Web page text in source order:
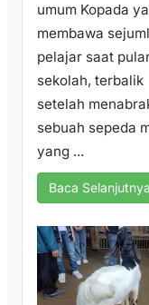
umum Kopada
membawa
pelajar saat
sekolah, terbalik
setelah
sebuah sepeda
yang ...
Baca Selanjutnya